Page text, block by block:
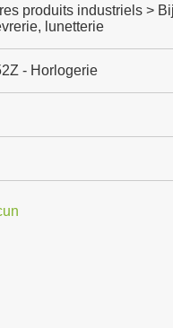
produits industriels >
lunetterie
- Horlogerie